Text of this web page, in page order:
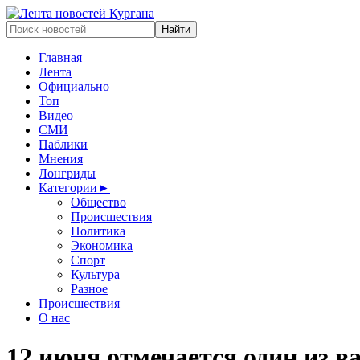
Главная
Лента
Официально
Топ
Видео
СМИ
Паблики
Мнения
Лонгриды
Категории ►
Общество
Происшествия
Политика
Экономика
Спорт
Культура
Разное
Происшествия
О нас